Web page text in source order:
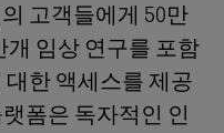
고객들에게 50만
개 임상 연구를 포함
한 액세스를 제공
폼은 독자적인 인